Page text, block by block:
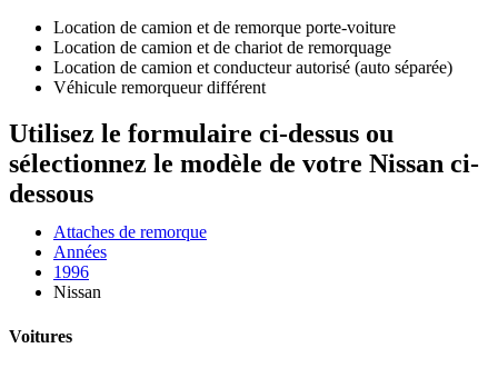
Location de camion et de remorque porte-voiture
Location de camion et de chariot de remorquage
Location de camion et conducteur autorisé (auto séparée)
Véhicule remorqueur différent
Utilisez le formulaire ci-dessus ou
sélectionnez le modèle de votre Nissan ci-
dessous
Attaches de remorque
Années
1996
Nissan
Voitures